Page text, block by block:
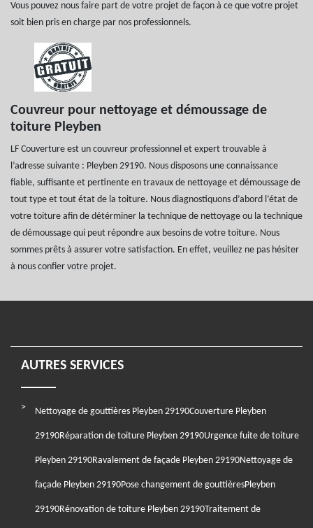
Vous pouvez nous faire part de votre projet de façon à ce que votre projet
soit bien pris en charge par nos professionnels.
Couvreur pour nettoyage et démoussage de
toiture Pleyben
LF Couverture est un couvreur professionnel et expert trouvable à
l’adresse suivante : Pleyben 29190. Nous disposons une connaissance
fiable, suffisante et pertinente en travaux de nettoyage et démoussage de
tout type et tout état de la toiture. Nous diagnostiquons d’abord l’état de
votre toiture afin de détérminer la technique de nettoyage ou la technique
de démoussage qui peut répondre aux besoins de votre toiture. Nous
sommes prêts à assurer votre satisfaction. En effet, veuillez ne pas hésiter
à nous confier votre projet.
AUTRES SERVICES
Nettoyage de gouttières Pleyben 29190Couverture Pleyben
29190Réparation de toiture Pleyben 29190Urgence fuite de toiture
Pleyben 29190Ravalement de façade Pleyben 29190Nettoyage de
façade Pleyben 29190Pose changement de gouttièresPleyben
29190Rénovation de toiture Pleyben 29190Traitement de